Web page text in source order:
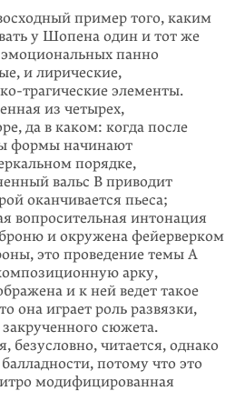
пример того, каким
у Шопена один и тот же
панно
и лирические,
трагиче­ские элементы.
из четырех,
да в каком: когда после
формы начинают
порядке,
вальс B приводит
оканчивается пьеса;
вопросительная интонация
и окружена фейерверком
это проведение темы A
арку,
и к ней ведет такое
она играет роль развязки,
сюжета.
безусловно, читается, однако
потому что это
модифицированная